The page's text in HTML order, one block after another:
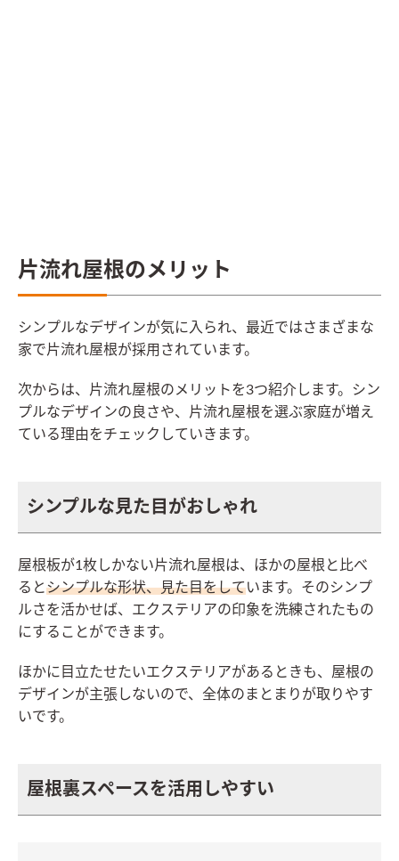
片流れ屋根のメリット
シンプルなデザインが気に入られ、最近ではさまざまな
家で片流れ屋根が採用されています。
次からは、片流れ屋根のメリットを3つ紹介します。シン
プルなデザインの良さや、片流れ屋根を選ぶ家庭が増え
ている理由をチェックしていきます。
シンプルな見た目がおしゃれ
屋根板が1枚しかない片流れ屋根は、ほかの屋根と比べ
るとシンプルな形状、見た目をしています。そのシンプ
ルさを活かせば、エクステリアの印象を洗練されたもの
にすることができます。
ほかに目立たせたいエクステリアがあるときも、屋根の
デザインが主張しないので、全体のまとまりが取りやす
いです。
屋根裏スペースを活用しやすい